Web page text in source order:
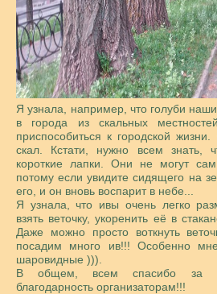
Я узнала, например, что голуби
в города из скальных
приспособиться к городской
скал. Кстати, нужно всем знать,
короткие лапки. Они не могут
потому если увидите сидящего на
его, и он вновь воспарит в небе...
Я узнала, что ивы очень легко
взять веточку, укоренить её в
Даже можно просто воткнуть
посадим много ив!!! Особенно
шаровидные ))).
В общем, всем спасибо за
благодарность организаторам!!!